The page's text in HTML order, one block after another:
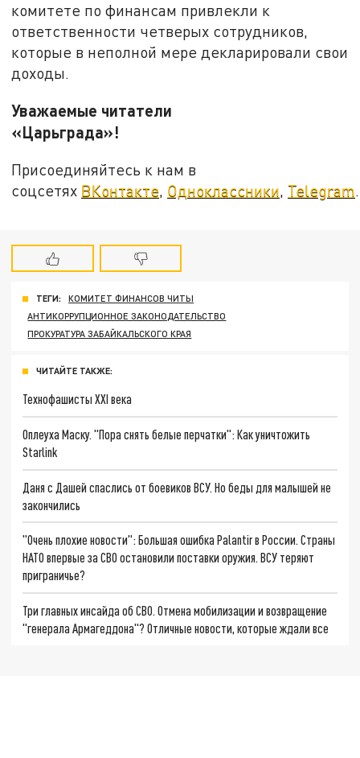
комитете по финансам привлекли к
ответственности четверых сотрудников,
которые в неполной мере декларировали свои
доходы.
Уважаемые читатели
«Царьграда»!
Присоединяйтесь к нам в
соцсетях ВКонтакте, Одноклассники, Telegram.
ТЕГИ:
КОМИТЕТ ФИНАНСОВ ЧИТЫ
АНТИКОРРУПЦИОННОЕ ЗАКОНОДАТЕЛЬСТВО
ПРОКУРАТУРА ЗАБАЙКАЛЬСКОГО КРАЯ
ЧИТАЙТЕ ТАКЖЕ:
Технофашисты XXI века
Оплеуха Маску. "Пора снять белые перчатки": Как уничтожить
Starlink
Даня с Дашей спаслись от боевиков ВСУ. Но беды для малышей не
закончились
"Очень плохие новости": Большая ошибка Palantir в России. Страны
НАТО впервые за СВО остановили поставки оружия. ВСУ теряют
приграничье?
Три главных инсайда об СВО. Отмена мобилизации и возвращение
"генерала Армагеддона"? Отличные новости, которые ждали все